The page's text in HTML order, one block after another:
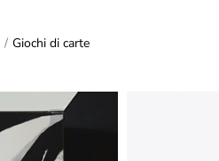
/ Giochi di carte